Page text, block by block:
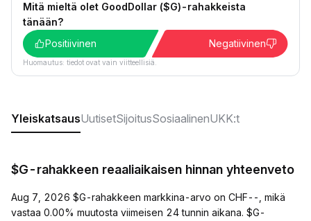
Mitä mieltä olet GoodDollar ($G)-rahakkeista
tänään?
Positiivinen
Negatiivinen
Huomautus: tiedot ovat vain viitteellisiä.
YleiskatsausUutisetSijoitusSosiaalinenUKK:t
$G-rahakkeen reaaliaikaisen hinnan yhteenveto
Aug 7, 2026 $G-rahakkeen markkina-arvo on CHF--, mikä
vastaa 0.00% muutosta viimeisen 24 tunnin aikana. $G-